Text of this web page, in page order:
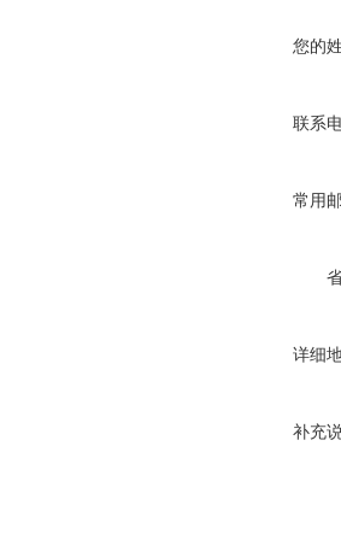
您的
联系
常用
详细
补充